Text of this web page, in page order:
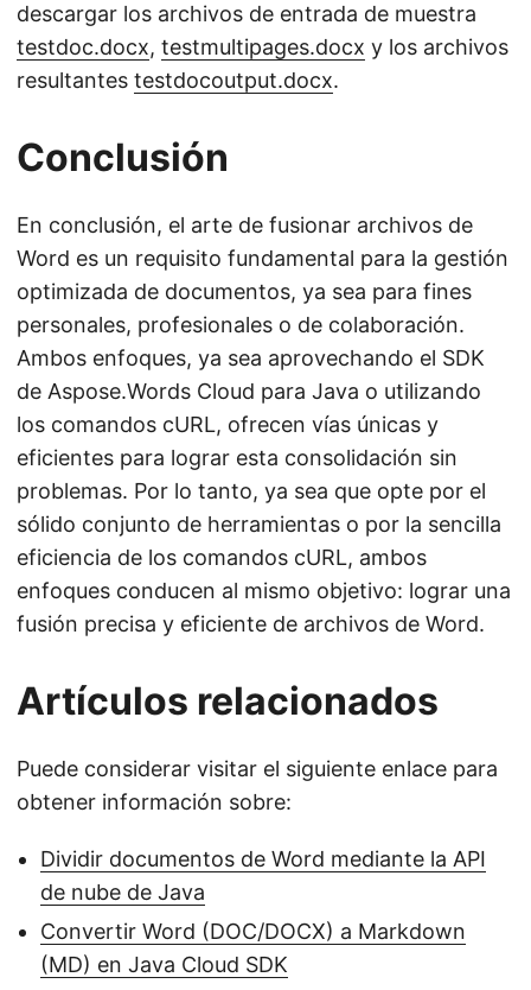
descargar los archivos de entrada de muestra
testdoc.docx, testmultipages.docx y los archivos
resultantes testdocoutput.docx.
Conclusión
En conclusión, el arte de fusionar archivos de
Word es un requisito fundamental para la gestión
optimizada de documentos, ya sea para fines
personales, profesionales o de colaboración.
Ambos enfoques, ya sea aprovechando el SDK
de Aspose.Words Cloud para Java o utilizando
los comandos cURL, ofrecen vías únicas y
eficientes para lograr esta consolidación sin
problemas. Por lo tanto, ya sea que opte por el
sólido conjunto de herramientas o por la sencilla
eficiencia de los comandos cURL, ambos
enfoques conducen al mismo objetivo: lograr una
fusión precisa y eficiente de archivos de Word.
Artículos relacionados
Puede considerar visitar el siguiente enlace para
obtener información sobre:
Dividir documentos de Word mediante la API
de nube de Java
Convertir Word (DOC/DOCX) a Markdown
(MD) en Java Cloud SDK